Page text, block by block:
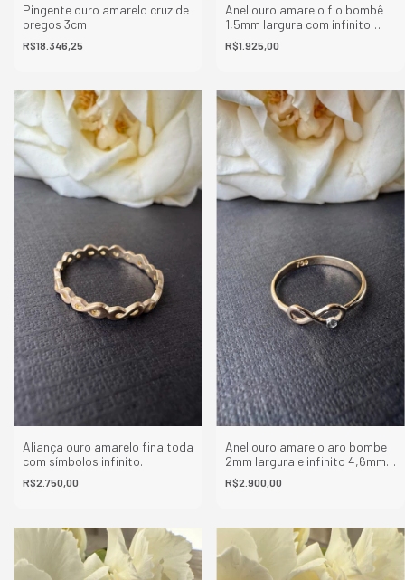
Pingente ouro amarelo cruz de
pregos 3cm
R$18.346,25
Anel ouro amarelo fio bombê
1,5mm largura com infinito
4,4mm altura x 7mm largura
R$1.925,00
Aliança ouro amarelo fina toda
com símbolos infinito.
R$2.750,00
Anel ouro amarelo aro bombe
2mm largura e infinito 4,6mm
altura x 10,5 largura diamante
0,005ct
R$2.900,00